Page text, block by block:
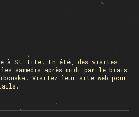
à St-Tite. En été, des visites
samedis après-midi par le biais
Visitez leur site web pour